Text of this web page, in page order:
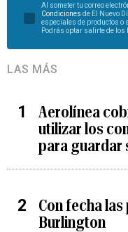
Al someter tu correo
Condiciones de El Nuevo
especiales de productos o
Podrás optar salirte de los
LAS MÁS
Aerolínea
utilizar los
para guardar
Con fecha
Burlington